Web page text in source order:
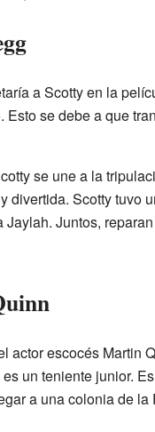
a Scotty en la
se debe a que
se une a la
divertida. Scotty tuvo
Juntos,
actor escocés Martin
un teniente junior.
a una colonia de